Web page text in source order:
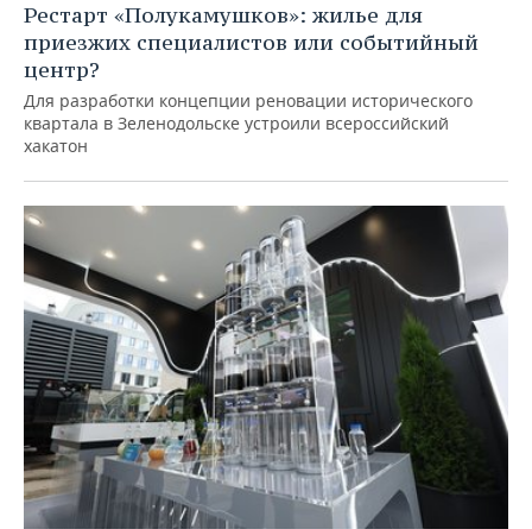
Рестарт «Полукамушков»: жилье для
приезжих специалистов или событийный
центр?
Для разработки концепции реновации исторического
квартала в Зеленодольске устроили всероссийский
хакатон